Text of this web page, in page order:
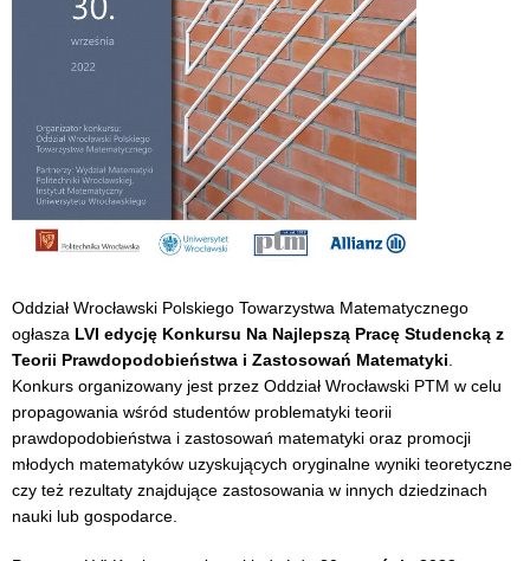
Oddział Wrocławski Polskiego Towarzystwa Matematycznego
ogłasza LVI edycję Konkursu Na Najlepszą Pracę Studencką z
Teorii Prawdopodobieństwa i Zastosowań Matematyki
Konkurs organizowany jest przez Oddział Wrocławski PTM w celu
propagowania wśród studentów problematyki teorii
prawdopodobieństwa i zastosowań matematyki oraz promocji
młodych matematyków uzyskujących oryginalne wyniki teoretyczne
czy też rezultaty znajdujące zastosowania w innych dziedzinach
nauki lub gospodarce.